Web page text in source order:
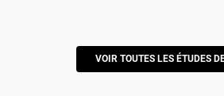
VOIR TOUTES LES ÉTUDES